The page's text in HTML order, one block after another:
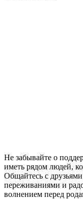
Не забывайте о
иметь рядом людей,
Общайтесь с
переживаниями и
волнением перед